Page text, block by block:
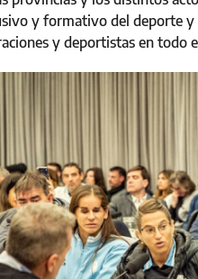
y formativo del deporte
y deportistas en todo